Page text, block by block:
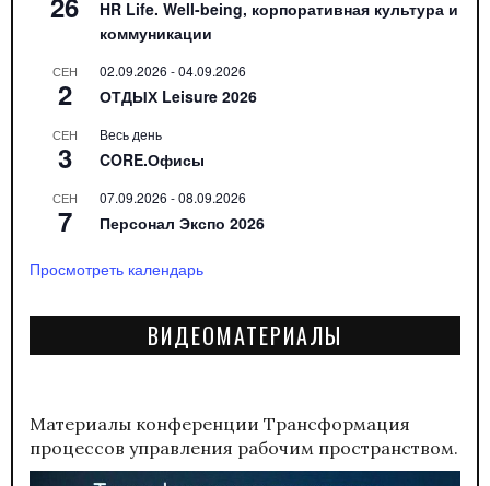
HR Life. Well-being, корпоративная культура и
коммуникации
СЕН
2
02.09.2026 -04.09.2026
ОТДЫХ Leisure 2026
СЕН
3
Весь день
CORE.Офисы
СЕН
7
07.09.2026 -08.09.2026
Персонал Экспо 2026
Просмотреть календарь
ВИДЕОМАТЕРИАЛЫ
Материалы конференции Трансформация
процессов управления рабочим пространством.